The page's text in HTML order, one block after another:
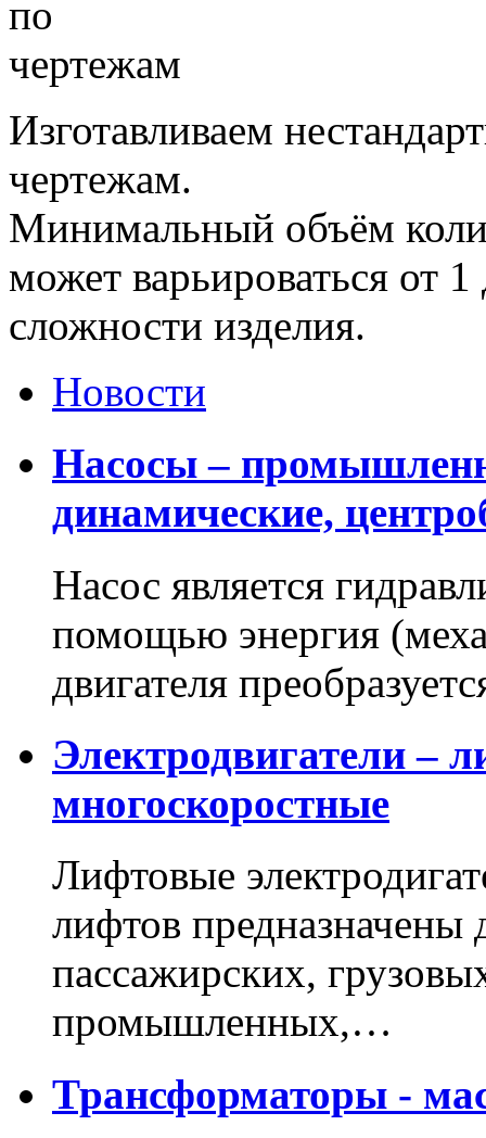
Изготавливаем
чертежам.
Минимальный объём
может варьироваться от
сложности изделия.
Новости
Насосы –
динамические,
Насос является
помощью энергия
двигателя
Электродвигатели –
многоскоростные
Лифтовые
лифтов предназначены
пассажирских,
промышленных,…
Трансформаторы -